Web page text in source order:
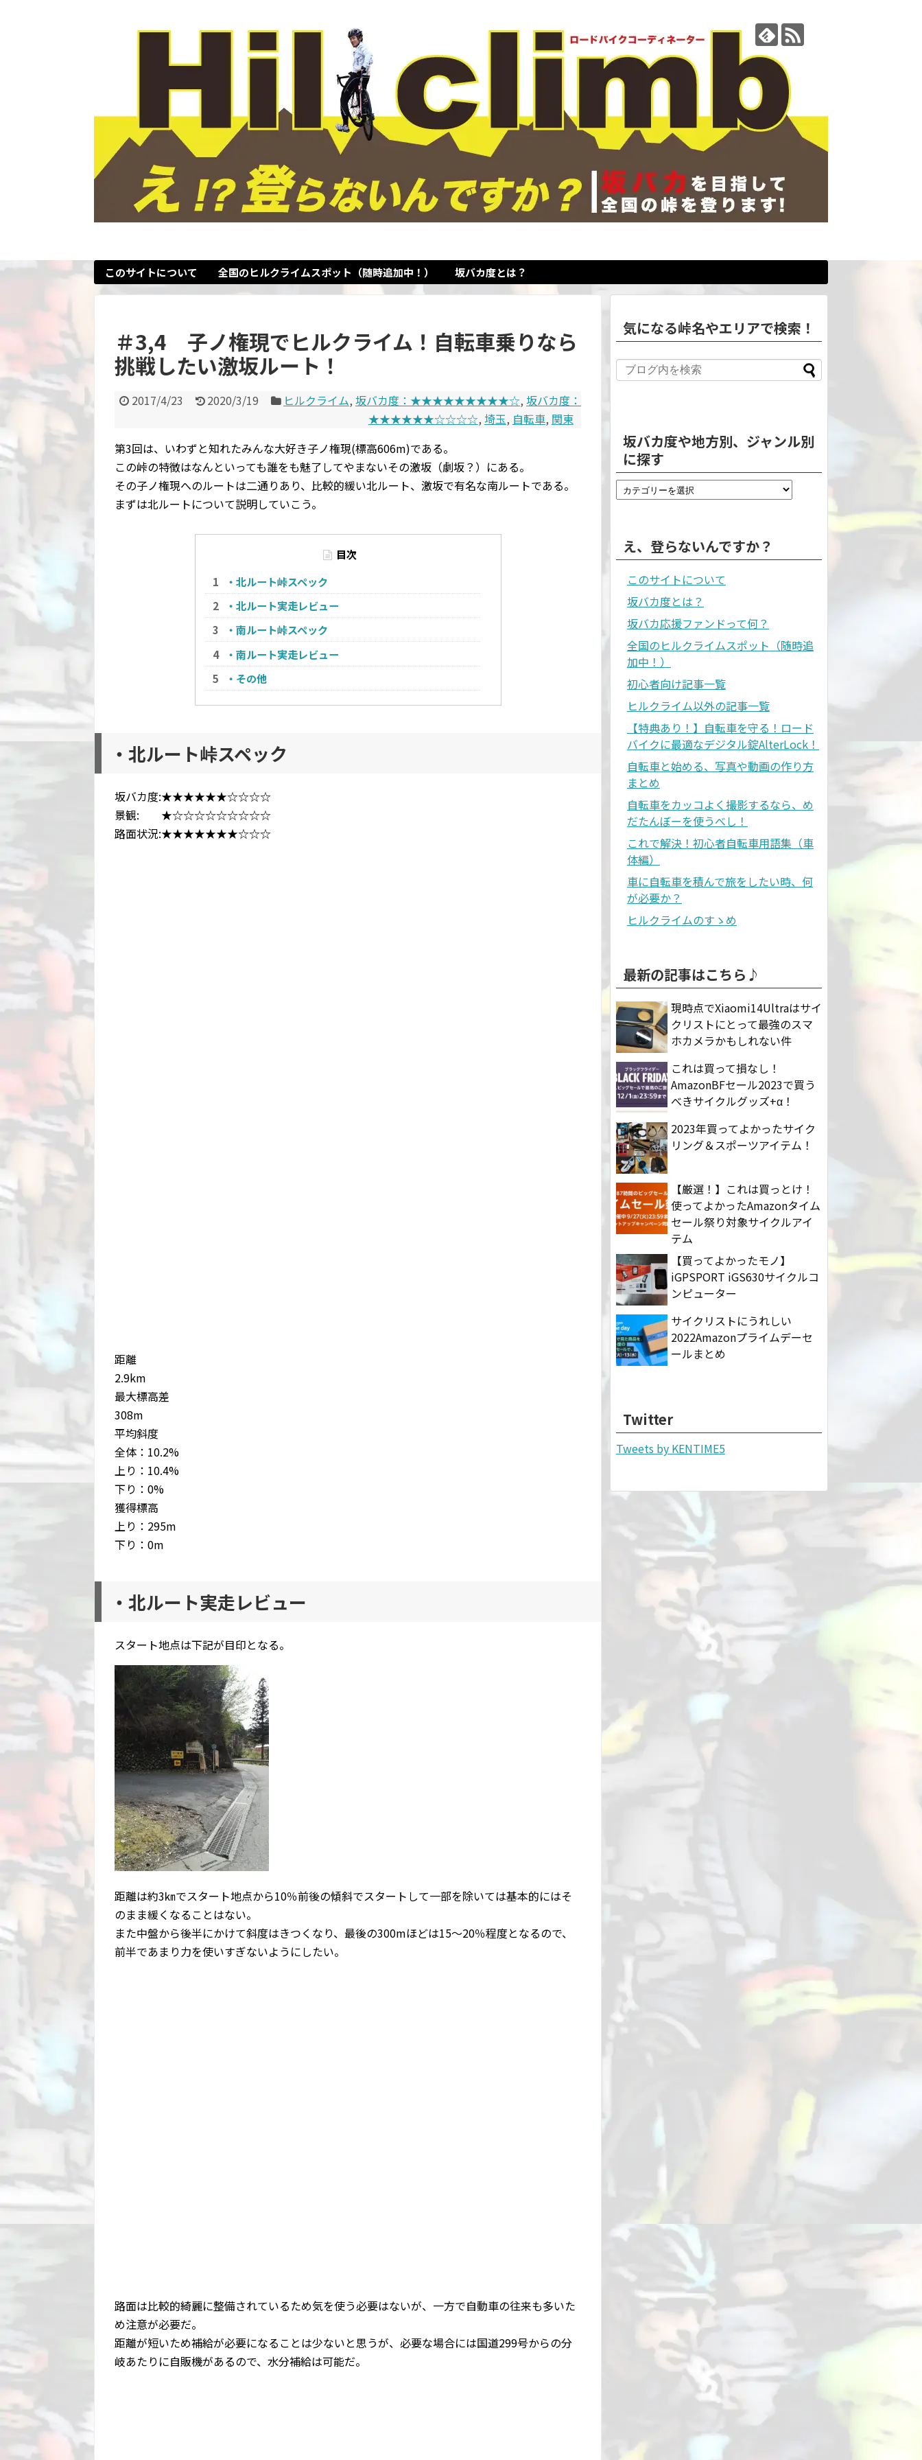
このサイトについて 全国のヒルクライムスポット（随時追加中！） 坂バカ度とは？
＃3,4 子ノ権現でヒルクライム！自転車乗りなら
挑戦したい激坂ルート！
2017/4/23 2020/3/19 ヒルクライム, 坂バカ度：★★★★★★★★★☆, 坂バカ度：
★★★★★★☆☆☆☆, 埼玉, 自転車, 関東
第3回は、いわずと知れたみんな大好き子ノ権現(標高606m)である。
この峠の特徴はなんといっても誰をも魅了してやまないその激坂（劇坂？）にある。
その子ノ権現へのルートは二通りあり、比較的緩い北ルート、激坂で有名な南ルートである。
まずは北ルートについて説明していこう。
目次
・北ルート峠スペック
・北ルート実走レビュー
・南ルート峠スペック
・南ルート実走レビュー
・その他
・北ルート峠スペック
坂バカ度:★★★★★★☆☆☆☆
景観: ★☆☆☆☆☆☆☆☆☆
路面状況:★★★★★★★☆☆☆
距離
2.9km
最大標高差
308m
平均斜度
全体：10.2%
上り：10.4%
下り：0%
獲得標高
上り：295m
下り：0m
・北ルート実走レビュー
スタート地点は下記が目印となる。
距離は約3㎞でスタート地点から10％前後の傾斜でスタートして一部を除いては基本的にはそ
のまま緩くなることはない。
また中盤から後半にかけて斜度はきつくなり、最後の300mほどは15～20％程度となるので、
前半であまり力を使いすぎないようにしたい。
路面は比較的綺麗に整備されているため気を使う必要はないが、一方で自動車の往来も多いた
め注意が必要だ。
距離が短いため補給が必要になることは少ないと思うが、必要な場合には国道299号からの分
岐あたりに自販機があるので、水分補給は可能だ。
気になる峠名やエリアで検索！
坂バカ度や地方別、ジャンル別
に探す
え、登らないんですか？
このサイトについて
坂バカ度とは？
坂バカ応援ファンドって何？
全国のヒルクライムスポット（随時追
加中！）
初心者向け記事一覧
ヒルクライム以外の記事一覧
【特典あり！】自転車を守る！ロード
バイクに最適なデジタル錠AlterLock！
自転車と始める、写真や動画の作り方
まとめ
自転車をカッコよく撮影するなら、め
だたんぼーを使うべし！
これで解決！初心者自転車用語集（車
体編）
車に自転車を積んで旅をしたい時、何
が必要か？
ヒルクライムのすゝめ
最新の記事はこちら♪
現時点でXiaomi14Ultraはサイ
クリストにとって最強のスマ
ホカメラかもしれない件
これは買って損なし！
AmazonBFセール2023で買う
べきサイクルグッズ+α！
2023年買ってよかったサイク
リング＆スポーツアイテム！
【厳選！】これは買っとけ！
使ってよかったAmazonタイム
セール祭り対象サイクルアイ
テム
【買ってよかったモノ】
iGPSPORT iGS630サイクルコ
ンピューター
サイクリストにうれしい
2022Amazonプライムデーセ
ールまとめ
Twitter
Tweets by KENTIME5